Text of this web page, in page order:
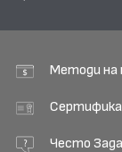
Методи на
Често